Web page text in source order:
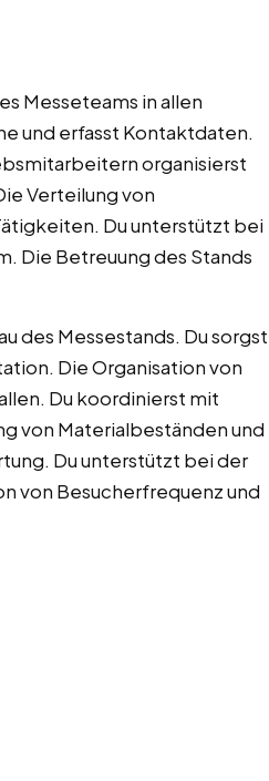
Messeteams in allen
und erfasst Kontaktdaten.
organisierst
Verteilung von
Du unterstützt bei
Die Betreuung des Stands
des Messestands. Du sorgst
Die Organisation von
Du koordinierst mit
von Materialbeständen und
Du unterstützt bei der
von Besucherfrequenz und